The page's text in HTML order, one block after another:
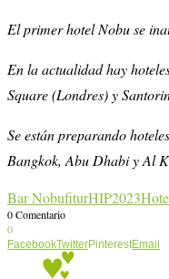
El primer hotel Nobu se
En la actualidad hay
Square (Londres) y
Se están preparando
Bangkok, Abu Dhabi y Al
Bar NobufiturHIP2023
0 Comentario
0
FacebookTwitterPinterestEmail